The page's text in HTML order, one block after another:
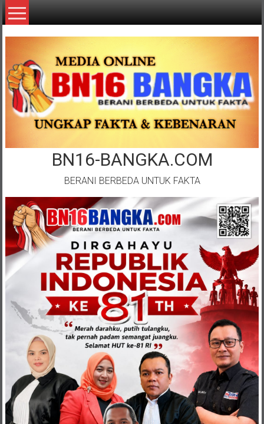
Lompat
ke
BN16-BANGKA.COM
BERANI BERBEDA UNTUK FAKTA